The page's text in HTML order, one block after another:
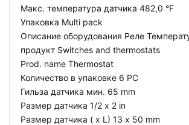
Макс. температура датчика 482,0 °F
Упаковка Multi pack
Описание оборудования Реле
продукт Switches and thermostats
Prod. name Thermostat
Количество в упаковке 6 PC
Гильза датчика мин. 65 mm
Размер датчика 1/2 x 2 in
Размер датчика ( x L) 13 x 50 mm